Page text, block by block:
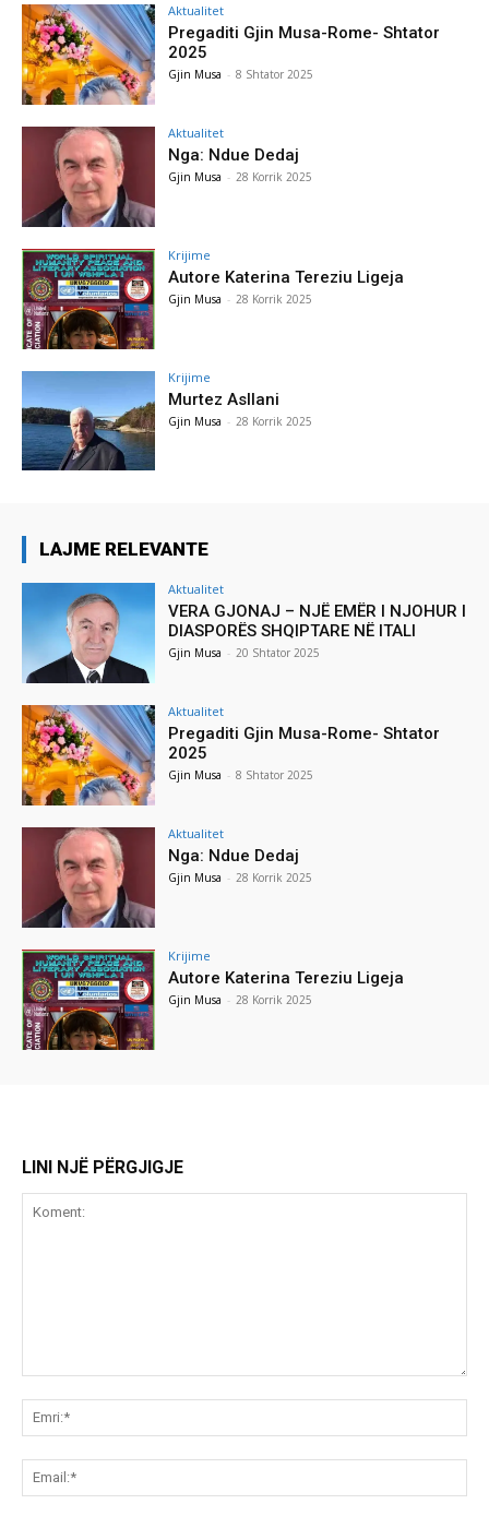
Aktualitet
Pregaditi Gjin Musa-Rome- Shtator
2025
Gjin Musa - 8 Shtator 2025
Aktualitet
Nga: Ndue Dedaj
Gjin Musa - 28 Korrik 2025
Krijime
Autore Katerina Tereziu Ligeja
Gjin Musa - 28 Korrik 2025
Krijime
Murtez Asllani
Gjin Musa - 28 Korrik 2025
LAJME RELEVANTE
Aktualitet
VERA GJONAJ – NJË EMËR I NJOHUR I
DIASPORËS SHQIPTARE NË ITALI
Gjin Musa - 20 Shtator 2025
Aktualitet
Pregaditi Gjin Musa-Rome- Shtator
2025
Gjin Musa - 8 Shtator 2025
Aktualitet
Nga: Ndue Dedaj
Gjin Musa - 28 Korrik 2025
Krijime
Autore Katerina Tereziu Ligeja
Gjin Musa - 28 Korrik 2025
LINI NJË PËRGJIGJE